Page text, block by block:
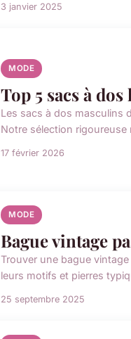
3 janvier 2025
MODE
Top 5 sacs à
Les sacs à dos masculins
Notre sélection
17 février 2026
MODE
Bague vintage
Trouver une bague
leurs motifs et pierres
25 septembre 2025